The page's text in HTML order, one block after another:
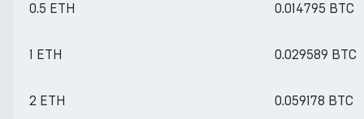
0.5 ETH 0.014795 BTC
1 ETH 0.029589 BTC
2 ETH 0.059178 BTC